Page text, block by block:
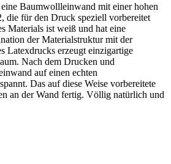
Baumwollleinwand mit einer hohen
die für den Druck speziell vorbereitet
Materials ist weiß und hat eine
der Materialstruktur mit der
Latexdrucks erzeugt einzigartige
Nach dem Drucken und
auf einen echten
Das auf diese Weise vorbereitete
an der Wand fertig. Völlig natürlich und